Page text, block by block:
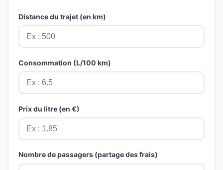
Distance du trajet (en km)
Consommation (L/100 km)
Prix du litre (en €)
Nombre de passagers (partage des frais)